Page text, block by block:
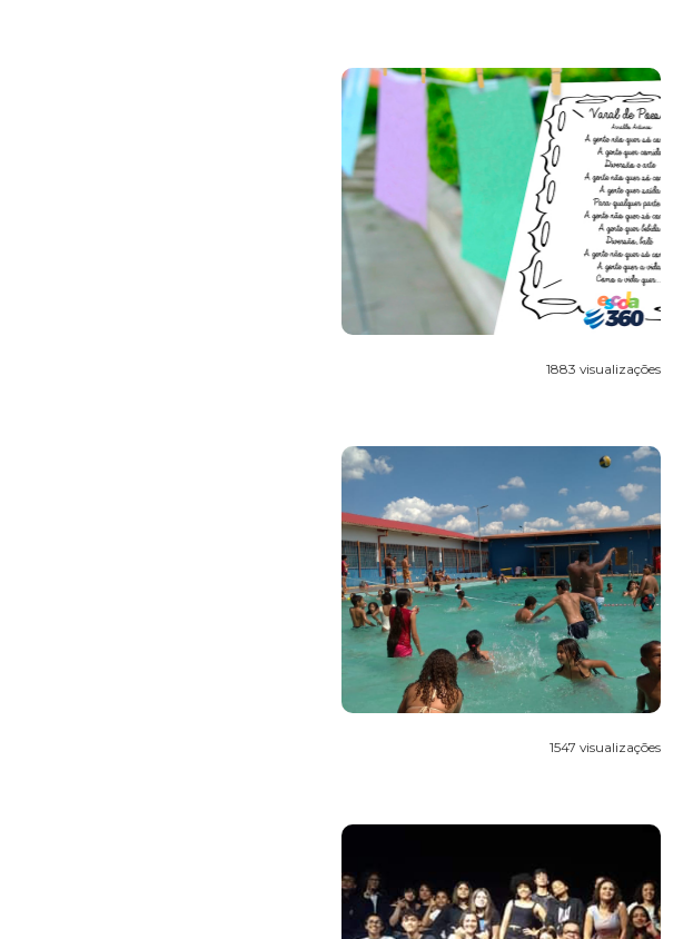
1883 visualizações
1547 visualizações